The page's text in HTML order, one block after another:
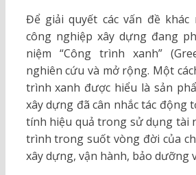
Để giải quyết các vấn đề khác
công nghiệp xây dựng đang
niệm “Công trình xanh”
nghiên cứu và mở rộng. Một
trình xanh được hiểu là sản
xây dựng đã cân nhắc tác động
tính hiệu quả trong sử dụng tài
trình trong suốt vòng đời của
xây dựng, vận hành, bảo dưỡng